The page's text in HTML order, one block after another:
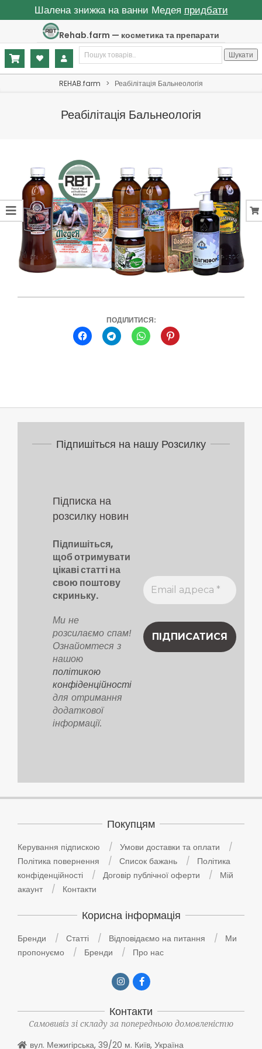
Шалена знижка на ванни Медея придбати
to
content
Rehab.farm — косметика та препарати
Шукати: Шукати
REHAB.farm > Реабілітація Бальнеологія
Реабілітація Бальнеологія
ПОДІЛИТИСЯ:
02-
15
Підпишіться на нашу Розсилку
Підписка на
розсилку новин
Підпишіться,
щоб отримувати
цікаві статті на
свою поштову
скриньку.
Ми не
розсилаємо спам!
Ознайомтеся з
нашою
політикою
конфіденційності
для отримання
додаткової
інформації.
Покупцям
Керування підпискою
Умови доставки та оплати
Політика повернення
Список бажань
Політика
конфіденційності
Договір публічної оферти
Мій
акаунт
Контакти
Корисна інформація
Бренди Статті Відповідаємо на питання
Ми
пропонуємо
Бренди Про нас
Контакти
Самовивіз зі складу за попередньою домовленістю
вул. Межигірська, 39/20 м. Київ, Україна